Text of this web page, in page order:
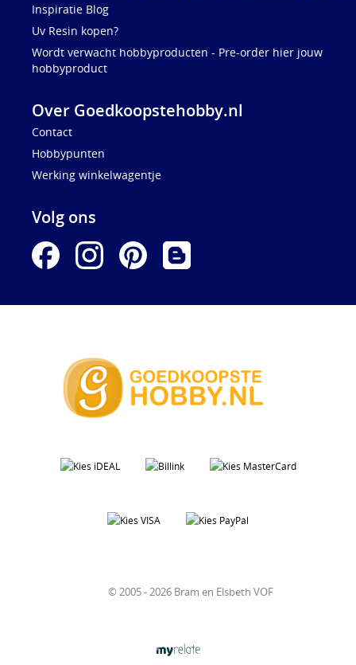
Inspiratie Blog
Uv Resin kopen?
Wordt verwacht hobbyproducten - Pre-order hier jouw
hobbyproduct
Over Goedkoopstehobby.nl
Contact
Hobbypunten
Werking winkelwagentje
Volg ons
© 2005 - 2026 Bram en Elsbeth VOF